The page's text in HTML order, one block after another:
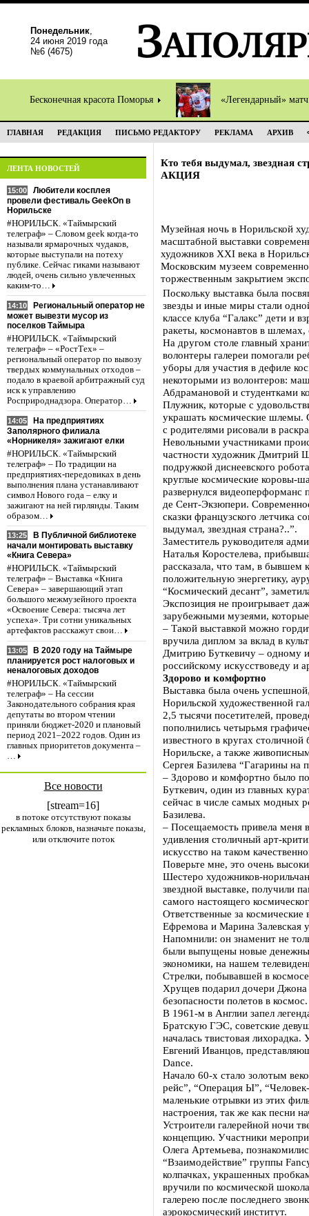
Понедельник,
24 июня 2019 года
№6 (4675)
Бесконечная красота Поморья «Легендарный»
ГЛАВНАЯ РЕДАКЦИЯ ПИСЬМО РЕДАКТОРУ РЕКЛАМА АРХИВ
ЛЕНТА НОВОСТЕЙ
15:00
Любители косплея
провели фестиваль GeekOn в
Норильске
#НОРИЛЬСК. «Таймырский
телеграф» – Словом geek когда-то
называли ярмарочных чудаков,
которые выступали на потеху
публике. Сейчас гиками называют
людей, очень сильно увлеченных
каким-то…
14:10
Региональный оператор не
может вывезти мусор из
поселков Таймыра
#НОРИЛЬСК. «Таймырский
телеграф» – «РостТех» –
региональный оператор по вывозу
твердых коммунальных отходов –
подало в краевой арбитражный суд
иск к управлению
Росприроднадзора. Оператор…
14:05
На предприятиях
Заполярного филиала
«Норникеля» зажигают елки
#НОРИЛЬСК. «Таймырский
телеграф» – По традиции на
предприятиях-передовиках в день
выполнения плана устанавливают
символ Нового года – елку и
зажигают на ней гирлянды. Таким
образом…
13:25
В Публичной библиотеке
начали монтировать выставку
«Книга Севера»
#НОРИЛЬСК. «Таймырский
телеграф» – Выставка «Книга
Севера» – завершающий этап
большого межмузейного проекта
«Освоение Севера: тысяча лет
успеха». Три сотни уникальных
артефактов расскажут свои…
13:05
В 2020 году на Таймыре
планируется рост налоговых и
неналоговых доходов
#НОРИЛЬСК. «Таймырский
телеграф» – На сессии
Законодательного собрания края
депутаты во втором чтении
приняли бюджет-2020 и плановый
период 2021–2022 годов. Один из
главных приоритетов документа –
…
Все новости
[stream=16]
в потоке отсутствуют показы
рекламных блоков, назначьте показы,
или отключите поток
Кто тебя выдумал, звездная
АКЦИЯ
Музейная ночь в Норильской
масштабной выставки
художников XXI века в
Московским музеем
торжественным закрытием
Поскольку выставка была
звезды и иные миры стали
классе клуба “Галакс” дети и
ракеты, космонавтов в
На другом столе главный
волонтеры галереи помогали
уборы для участия в дефиле
некоторыми из волонтеров:
Абдрамановой и студентками
Плужник, которые с
украшать космические шлемы.
с родителями рисовали в
Невольными участниками
частности художник Дмитрий
подружкой диснеевского
круглые космические коровы-
развернулся
де Сент-Экзюпери.
сказки французского летчика
выдумал, звездная страна?..”.
Заместитель руководителя
Наталья Коростелева,
рассказала, что там, в бывшем
положительную энергетику,
“Космический десант”,
Экспозиция не проигрывает
зарубежными музеями,
– Такой выставкой можно
вручила диплом за вклад в
Дмитрию Буткевичу – одному
российскому искусствоведу и
Здорово и комфортно
Выставка была очень
Норильской художественной
2,5 тысячи посетителей,
пополнились четырьмя
известного в кругах
Норильске, а также
Сергея Базилева “Гагарины на
– Здорово и комфортно было
Буткевич, один из главных
сейчас в числе самых модных
Базилева.
– Посещаемость привела меня
удивления столичный арт-
искусство на таком
Поверьте мне, это очень
Шестеро художников-
звездной выставке, получили
самого настоящего
Ответственные за космические
Ефремова и Марина Залевская
Напомнили: он знаменит не
были выпущены новые
экономики, на нашем
Стрелки, побывавшей в
Хрущев подарил дочери Джона
безопасности полетов в космос.
В 1961-м в Англии запел
Братскую ГЭС, советские
началась твистовая лихорадка.
Евгений Иванцов,
Dance.
Начало 60-х стало золотым
рейс”, “Операция Ы”,
маленькие отрывки из этих
настроения, так же как песни
Устроители галерейной ночи
концепцию. Участники
Олега Артемьева,
“Взаимодействие” группы
колпачках, украшенных
вручили по космической
галерею после последнего
аэрокосмический институт.